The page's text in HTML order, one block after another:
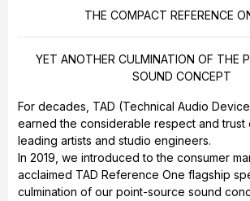
THE COMPACT REFERENCE
YET ANOTHER CULMINATION OF THE
SOUND CONCEPT
For decades, TAD (Technical Audio
earned the considerable respect and trust
leading artists and studio engineers.
In 2019, we introduced to the consumer
acclaimed TAD Reference One flagship
culmination of our point-source sound